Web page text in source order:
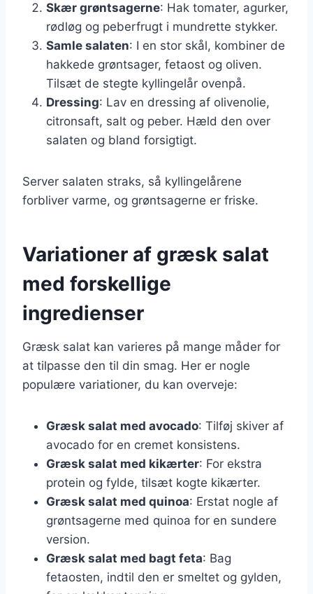
Skær grøntsagerne: Hak tomater, agurker,
rødløg og peberfrugt i mundrette stykker.
Samle salaten: I en stor skål, kombiner de
hakkede grøntsager, fetaost og oliven.
Tilsæt de stegte kyllingelår ovenpå.
Dressing: Lav en dressing af olivenolie,
citronsaft, salt og peber. Hæld den over
salaten og bland forsigtigt.
Server salaten straks, så kyllingelårene
forbliver varme, og grøntsagerne er friske.
Variationer af græsk salat
med forskellige
ingredienser
Græsk salat kan varieres på mange måder for
at tilpasse den til din smag. Her er nogle
populære variationer, du kan overveje:
Græsk salat med avocado: Tilføj skiver af
avocado for en cremet konsistens.
Græsk salat med kikærter: For ekstra
protein og fylde, tilsæt kogte kikærter.
Græsk salat med quinoa: Erstat nogle af
grøntsagerne med quinoa for en sundere
version.
Græsk salat med bagt feta: Bag
fetaosten, indtil den er smeltet og gylden,